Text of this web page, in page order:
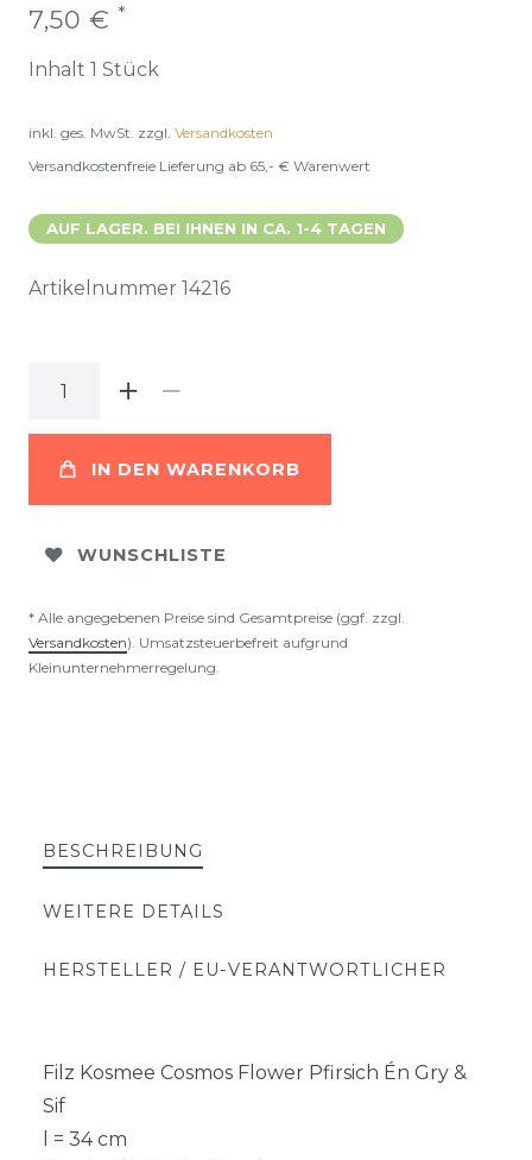
7,50 € *
Inhalt 1 Stück
inkl. ges. MwSt. zzgl. Versandkosten
Versandkostenfreie Lieferung ab 65,- € Warenwert
AUF LAGER. BEI IHNEN IN CA. 1-4 TAGEN
Artikelnummer 14216
IN DEN WARENKORB
WUNSCHLISTE
* Alle angegebenen Preise sind Gesamtpreise (ggf. zzgl.
Versandkosten). Umsatzsteuerbefreit aufgrund
Kleinunternehmerregelung.
BESCHREIBUNG
WEITERE DETAILS
HERSTELLER / EU-VERANTWORTLICHER
Filz Kosmee Cosmos Flower Pfirsich Én Gry &
Sif
l = 34 cm